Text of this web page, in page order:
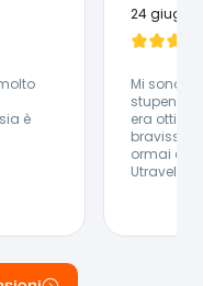
è
24 giugno
Mi sono
stupendo
era
ormai è il
Utravel :)